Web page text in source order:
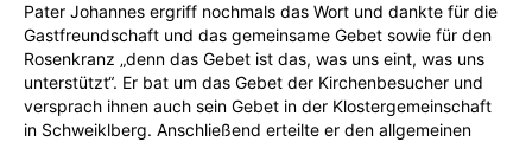
Pater Johannes ergriff nochmals das Wort und dankte für die
Gastfreundschaft und das gemeinsame Gebet sowie für den
Rosenkranz „denn das Gebet ist das, was uns eint, was uns
unterstützt“. Er bat um das Gebet der Kirchenbesucher und
versprach ihnen auch sein Gebet in der Klostergemeinschaft
in Schweiklberg. Anschließend erteilte er den allgemeinen